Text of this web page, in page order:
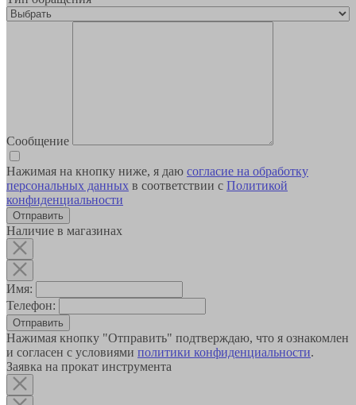
Сообщение
Нажимая на кнопку ниже, я даю согласие на обработку
персональных данных в соответствии с Политикой
конфиденциальности
Наличие в магазинах
Имя:
Телефон:
Отправить
Нажимая кнопку "Отправить" подтверждаю, что я ознакомлен
и согласен с условиями политики конфиденциальности.
Заявка на прокат инструмента